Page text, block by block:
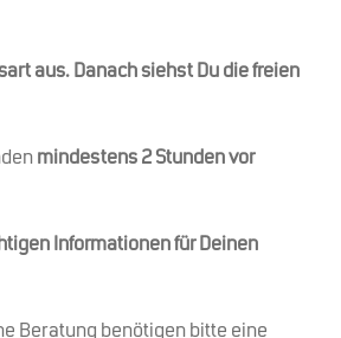
aus. Danach siehst Du die freien
mindestens 2 Stunden vor
Informationen für Deinen
Beratung benötigen bitte eine